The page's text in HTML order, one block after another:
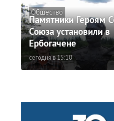
Общество
Памятники Героям
Союза установили в
Ербогачене
сегодня в 15:10